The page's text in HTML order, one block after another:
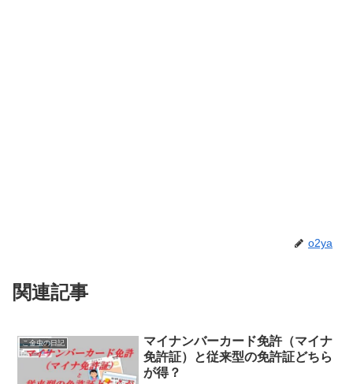
o2ya
関連記事
こ金虫の日記
マイナンバーカード免許（マイナ
免許証）と従来型の免許証どちら
が得？